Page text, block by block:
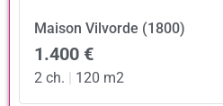
Maison Vilvorde (1800)
1.400 €
2 ch. | 120 m2